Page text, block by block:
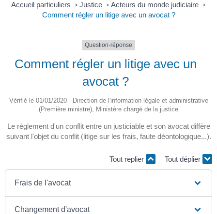
Accueil particuliers > Justice > Acteurs du monde judiciaire >
Comment régler un litige avec un avocat ?
Question-réponse
Comment régler un litige avec un
avocat ?
Vérifié le 01/01/2020 - Direction de l'information légale et administrative
(Première ministre), Ministère chargé de la justice
Le règlement d'un conflit entre un justiciable et son avocat diffère
suivant l'objet du conflit (litige sur les frais, faute déontologique...).
Tout replier Tout déplier
Frais de l'avocat
Changement d'avocat